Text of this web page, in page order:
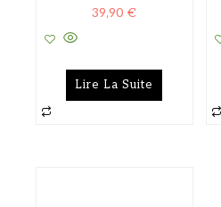
39,90€
Lire La Suite